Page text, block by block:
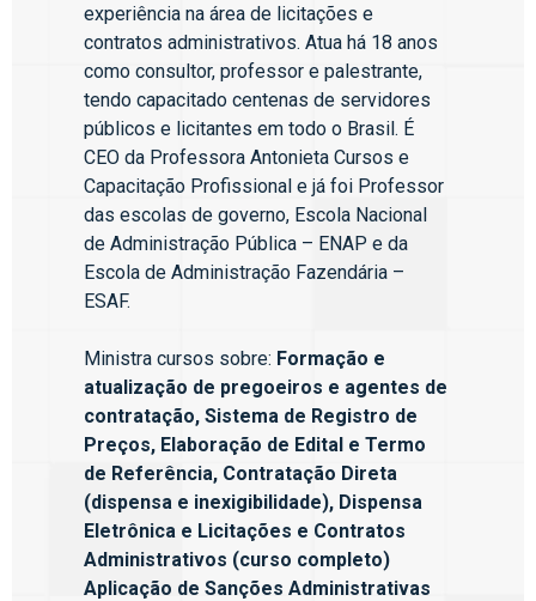
experiência na área de licitações e
contratos administrativos. Atua há 18 anos
como consultor, professor e palestrante,
tendo capacitado centenas de servidores
públicos e licitantes em todo o Brasil. É
CEO da Professora Antonieta Cursos e
Capacitação Profissional e já foi Professor
das escolas de governo, Escola Nacional
de Administração Pública – ENAP e da
Escola de Administração Fazendária –
ESAF.
Ministra cursos sobre: Formação e
atualização de pregoeiros e agentes de
contratação, Sistema de Registro de
Preços, Elaboração de Edital e Termo
de Referência, Contratação Direta
(dispensa e inexigibilidade), Dispensa
Eletrônica e Licitações e Contratos
Administrativos (curso completo)
Aplicação de Sanções Administrativas